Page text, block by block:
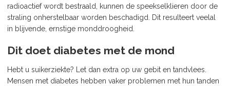
radioactief wordt bestraald, kunnen de speekselklieren door de
straling onherstelbaar worden beschadigd. Dit resulteert veelal
in blijvende, ernstige monddroogheid.
Dit doet diabetes met de mond
Hebt u suikerziekte? Let dan extra op uw gebit en tandvlees.
Mensen met diabetes hebben vaker problemen met hun tanden